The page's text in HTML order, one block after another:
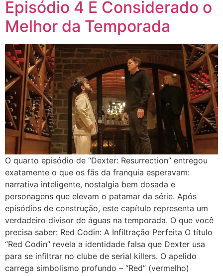
Episódio 4 É Considerado o
Melhor da Temporada
O quarto episódio de “Dexter: Resurrection” entregou
exatamente o que os fãs da franquia esperavam:
narrativa inteligente, nostalgia bem dosada e
personagens que elevam o patamar da série. Após
episódios de construção, este capítulo representa um
verdadeiro divisor de águas na temporada. O que você
precisa saber: Red Codin: A Infiltração Perfeita O título
“Red Codin” revela a identidade falsa que Dexter usa
para se infiltrar no clube de serial killers. O apelido
carrega simbolismo profundo – “Red” (vermelho)